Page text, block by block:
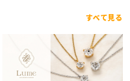
すべて見る